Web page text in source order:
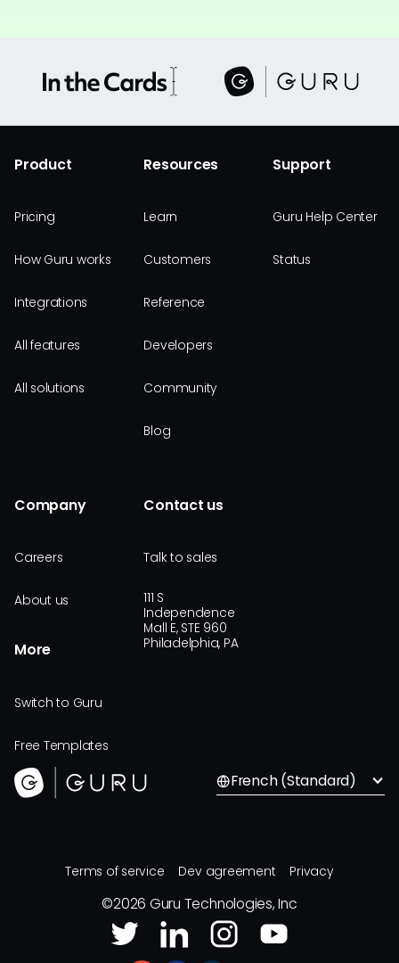
Product
Pricing
How Guru works
Integrations
All features
All solutions
Resources
Learn
Customers
Reference
Developers
Community
Blog
Support
Guru Help Center
Status
Company
Careers
About us
More
Switch to Guru
Free Templates
Contact us
Talk to sales
111 S
Independence
Mall E, STE 960
Philadelphia, PA
French (Standard)
Terms of service Dev agreement Privacy
©2026 Guru Technologies, Inc